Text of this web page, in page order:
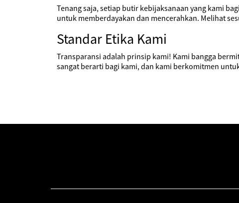
Tenang saja, setiap butir kebijaksanaan yang kami
untuk memberdayakan dan mencerahkan. Melihat
Standar Etika Kami
Transparansi adalah prinsip kami! Kami bangga
sangat berarti bagi kami, dan kami berkomitmen